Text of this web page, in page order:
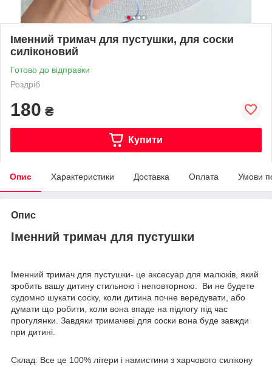
Іменний тримач для пустушки, для соски
силіконовий
Готово до відправки
Роздріб
180 ₴
Купити
Опис Характеристики Доставка Оплата Умови
Опис
Іменний тримач для пустушки
Іменний тримач для пустушки- це аксесуар для малюків, який
зробить вашу дитину стильною і неповторною. Ви не будете
судомно шукати соску, коли дитина почне вередувати, або
думати що робити, коли вона впаде на підлогу під час
прогулянки. Завдяки тримачеві для соски вона буде завжди
при дитині.
Склад: Все це 100% літери і намистини з харчового силікону